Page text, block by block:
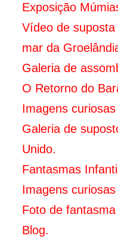
Exposição
Vídeo de
mar da
Galeria de
O Retorno do
Imagens
Galeria de
Unido.
Fantasmas
Imagens
Foto de
Blog.